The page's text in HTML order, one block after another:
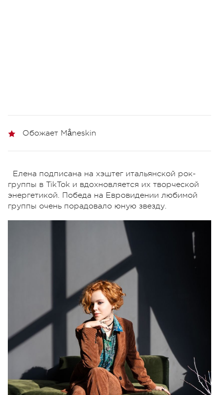
Обожает Måneskin
Елена подписана на хэштег итальянской рок-
группы в TikTok и вдохновляется их творческой
энергетикой. Победа на Евровидении любимой
группы очень порадовало юную звезду.